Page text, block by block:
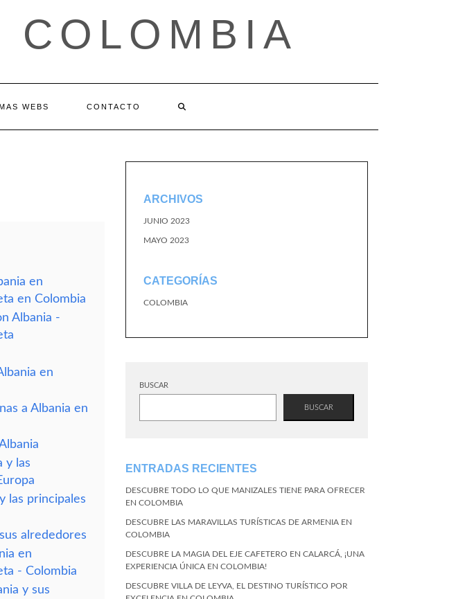
COLOMBIA
WEBS CONTACTO
en
en Colombia
Albania -
en
a Albania en
y las
las principales
alrededores
en
- Colombia
y sus
ARCHIVOS
JUNIO 2023
MAYO 2023
CATEGORÍAS
COLOMBIA
BUSCAR
BUSCAR
ENTRADAS RECIENTES
DESCUBRE TODO LO QUE MANIZALES TIENE PARA OFRECER
EN COLOMBIA
DESCUBRE LAS MARAVILLAS TURÍSTICAS DE ARMENIA EN
COLOMBIA
DESCUBRE LA MAGIA DEL EJE CAFETERO EN CALARCÁ, ¡UNA
EXPERIENCIA ÚNICA EN COLOMBIA!
DESCUBRE VILLA DE LEYVA, EL DESTINO TURÍSTICO POR